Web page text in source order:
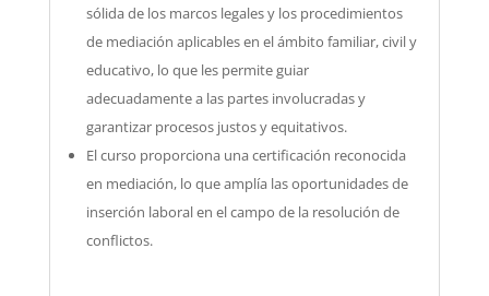
sólida de los marcos legales y los procedimientos
de mediación aplicables en el ámbito familiar, civil y
educativo, lo que les permite guiar
adecuadamente a las partes involucradas y
garantizar procesos justos y equitativos.
El curso proporciona una certificación reconocida
en mediación, lo que amplía las oportunidades de
inserción laboral en el campo de la resolución de
conflictos.